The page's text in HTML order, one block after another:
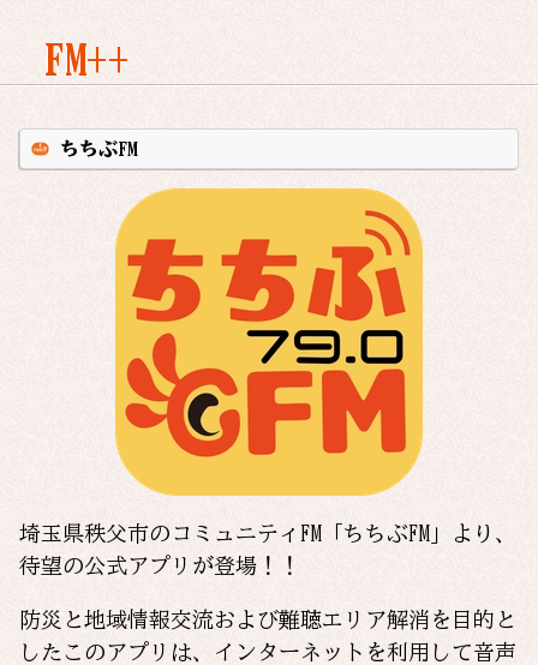
FM++
ちちぶFM
埼玉県秩父市のコミュニティFM「ちちぶFM」より、
待望の公式アプリが登場！！
防災と地域情報交流および難聴エリア解消を目的と
したこのアプリは、インターネットを利用して音声